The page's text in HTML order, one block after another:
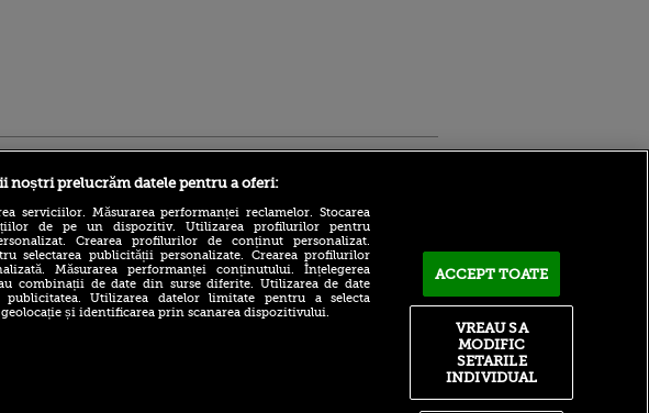
Adrian Mihalcea, discurs
incredibil înainte de UTA -
noștri prelucrăm datele pentru a oferi:
serviciilor. Măsurarea performanței reclamelor. Stocarea
de pe un dispozitiv. Utilizarea profilurilor pentru
Crearea profilurilor de conținut personalizat.
selectarea publicității personalizate. Crearea profilurilor
Măsurarea performanței conținutului. Înțelegerea
combinații de date din surse diferite. Utilizarea de date
Utilizarea datelor limitate pentru a selecta
și identificarea prin scanarea dispozitivului.
ACCEPT TOATE
VREAU SA
MODIFIC
SETARILE
INDIVIDUAL